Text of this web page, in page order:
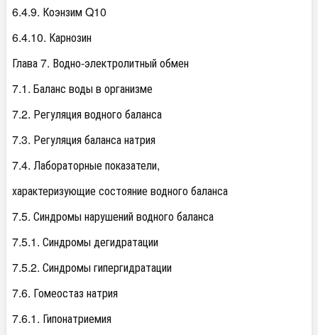
6.4.9. Коэнзим Q10
6.4.10. Карнозин
Глава 7. Водно-электролитный обмен
7.1. Баланс воды в организме
7.2. Регуляция водного баланса
7.3. Регуляция баланса натрия
7.4. Лабораторные показатели,
характеризующие состояние водного баланса
7.5. Синдромы нарушений водного баланса
7.5.1. Синдромы дегидратации
7.5.2. Синдромы гипергидратации
7.6. Гомеостаз натрия
7.6.1. Гипонатриемия